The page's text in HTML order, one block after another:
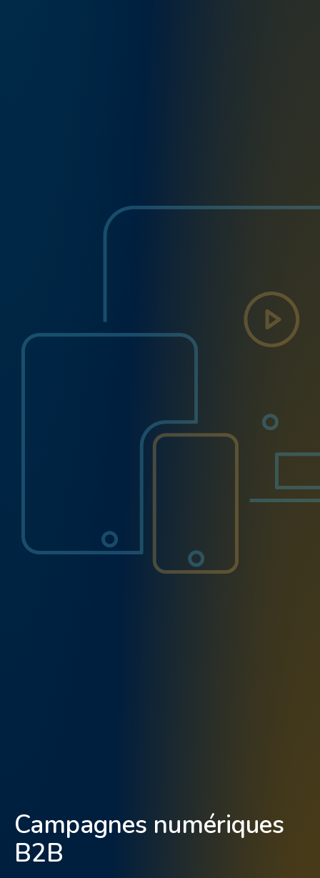
Campagnes numériques
B2B